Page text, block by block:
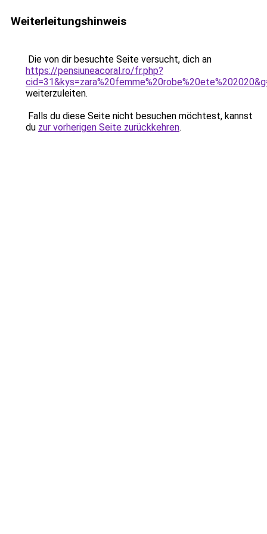
Weiterleitungshinweis
Die von dir besuchte Seite versucht, dich an
https://pensiuneacoral.ro/fr.php?
weiterzuleiten.
Falls du diese Seite nicht besuchen möchtest, kannst
du zur vorherigen Seite zurückkehren.